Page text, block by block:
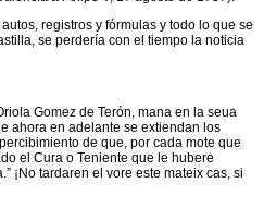
registros y fórmulas y todo lo que se
se perdería con el tiempo la noticia
Gomez de Terón, mana en la seua
ahora en adelante se extiendan los
de que, por cada mote que
el Cura o Teniente que le hubere
¡No tardaren el vore este mateix cas, si